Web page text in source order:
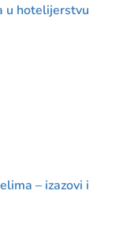
u hotelijerstvu
– izazovi i